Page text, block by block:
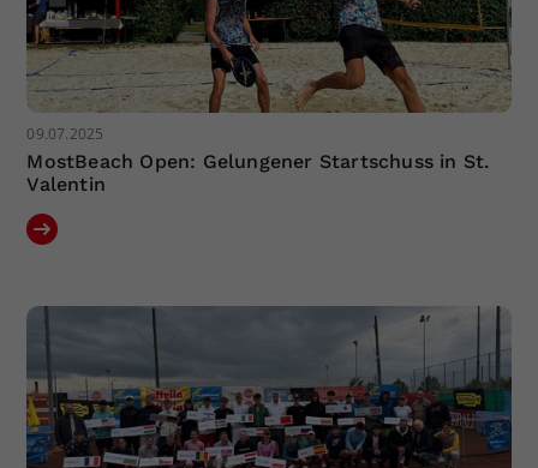
09.07.2025
MostBeach Open: Gelungener Startschuss in St.
Valentin